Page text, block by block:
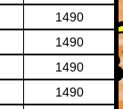
1490
1490
1490
1490